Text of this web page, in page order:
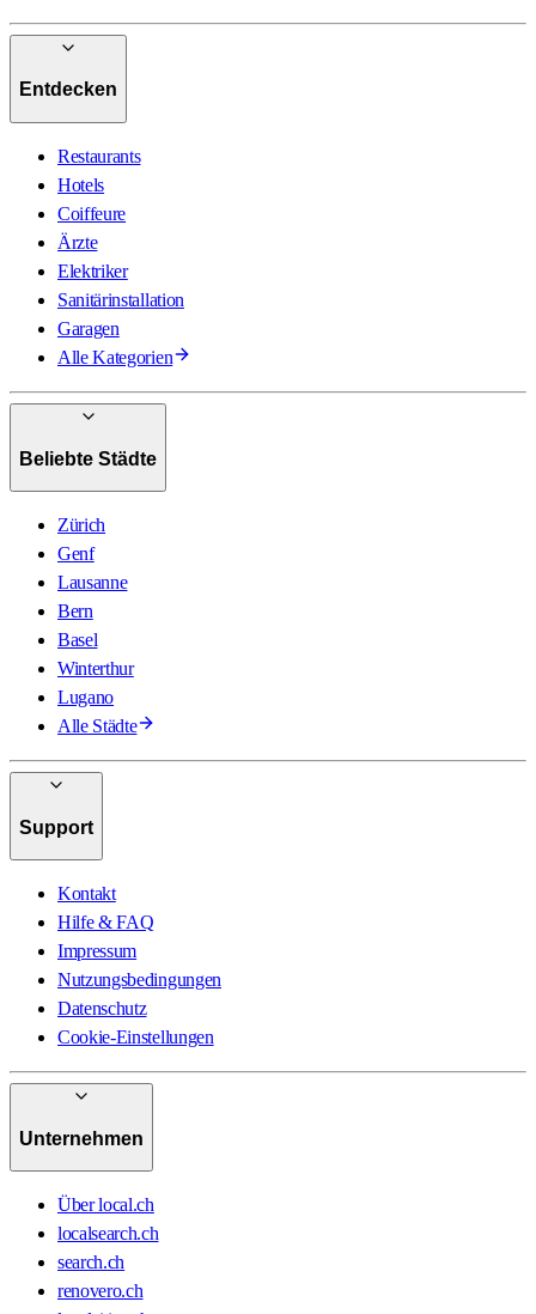
Entdecken
Restaurants
Hotels
Coiffeure
Ärzte
Elektriker
Sanitärinstallation
Garagen
Alle Kategorien
Beliebte Städte
Zürich
Genf
Lausanne
Bern
Basel
Winterthur
Lugano
Alle Städte
Support
Kontakt
Hilfe & FAQ
Impressum
Nutzungsbedingungen
Datenschutz
Cookie-Einstellungen
Unternehmen
Über local.ch
localsearch.ch
search.ch
renovero.ch